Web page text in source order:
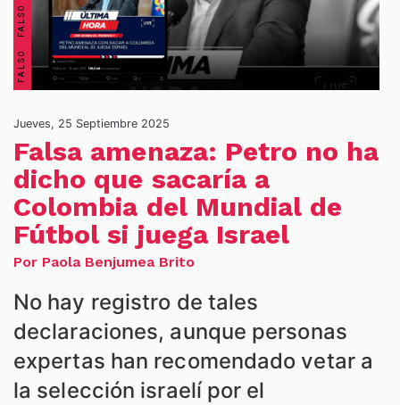
Jueves, 25 Septiembre 2025
Falsa amenaza: Petro no ha
dicho que sacaría a
Colombia del Mundial de
Fútbol si juega Israel
Por Paola Benjumea Brito
No hay registro de tales
declaraciones, aunque personas
expertas han recomendado vetar a
la selección israelí por el